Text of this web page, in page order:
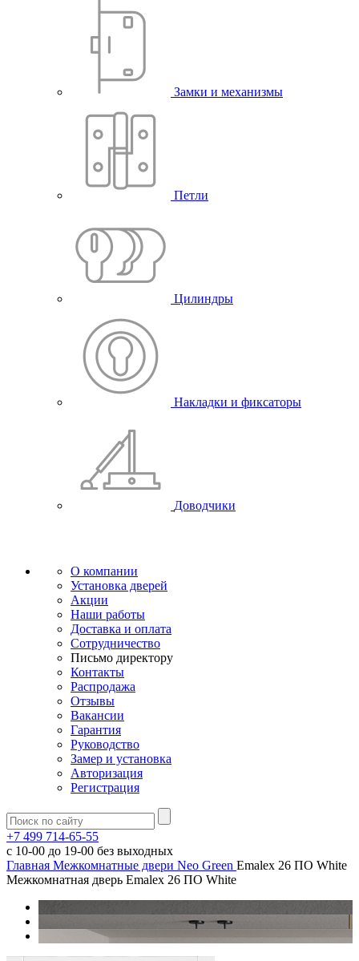
Замки и механизмы
Петли
Цилиндры
Накладки и фиксаторы
Доводчики
О компании
Установка дверей
Акции
Наши работы
Доставка и оплата
Сотрудничество
Письмо директору
Контакты
Распродажа
Отзывы
Вакансии
Гарантия
Руководство
Замер и установка
Авторизация
Регистрация
+7 499 714-65-55
с 10-00 до 19-00 без выходных
Главная Межкомнатные двери Neo Green Emalex 26 ПО White
Межкомнатная дверь Emalex 26 ПО White